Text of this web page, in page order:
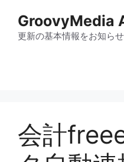
GroovyMedia
更新の基本情報をお知ら
会計